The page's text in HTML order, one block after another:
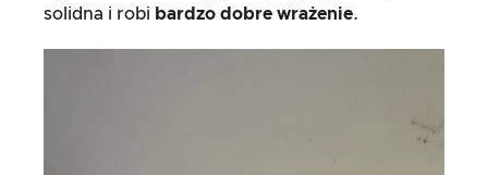
solidna i robi bardzo dobre wrażenie.